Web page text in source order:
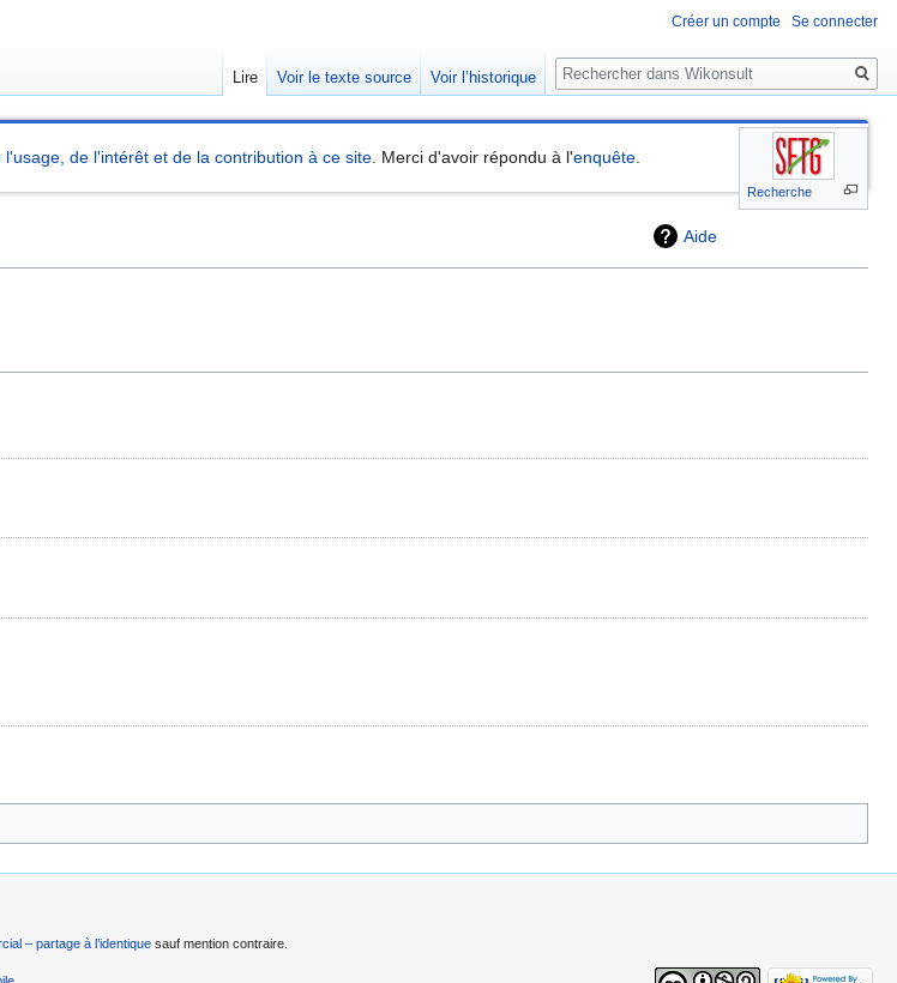
Recherche
l'usage, de l'intérêt et de la contribution à ce site . Merci d'avoir répondu à l'enquête
Aide
Créer un compte Se connecter
Lire Voir le texte source Voir l’historique
Rechercher
– partage à l’identique sauf mention contraire.